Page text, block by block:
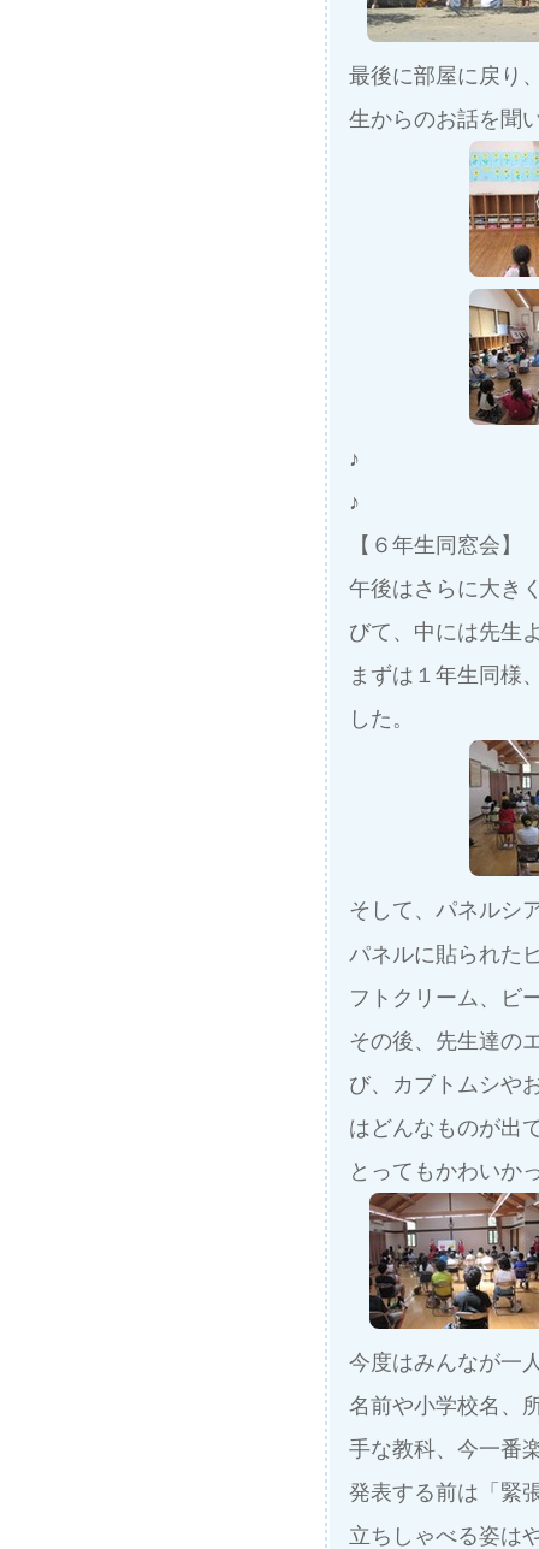
最後に部屋に戻り
生からのお話を聞
♪
♪
【６年生同窓会】
午後はさらに大き
びて、中には先生
まずは１年生同様
した。
そして、パネルシ
パネルに貼られた
フトクリーム、ビ
その後、先生達の
び、カブトムシや
はどんなものが出
とってもかわいか
今度はみんなが一
名前や小学校名、
手な教科、今一番
発表する前は「緊
立ちしゃべる姿は